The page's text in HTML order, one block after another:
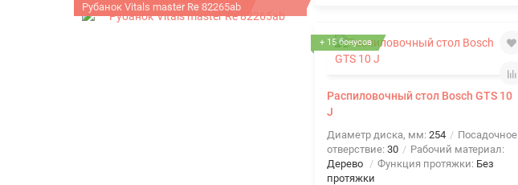
ALP 1817p
Рубанок Vitals master Re 82265ab
+ 15 бонусов
Распиловочный стол Bosch GTS 10
J
Диаметр диска, мм: 254
Посадочное
отверствие: 30
Рабочий материал:
Дерево
Функция протяжки: Без
протяжки